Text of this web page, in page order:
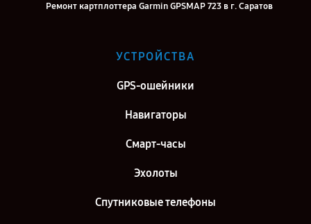
Ремонт картплоттера Garmin GPSMAP 723 в г. Саратов
Ремонт картплоттера Garmin GPSMAP 723 в г. Киров
УСТРОЙСТВА
GPS-ошейники
Навигаторы
Смарт-часы
Эхолоты
Спутниковые телефоны